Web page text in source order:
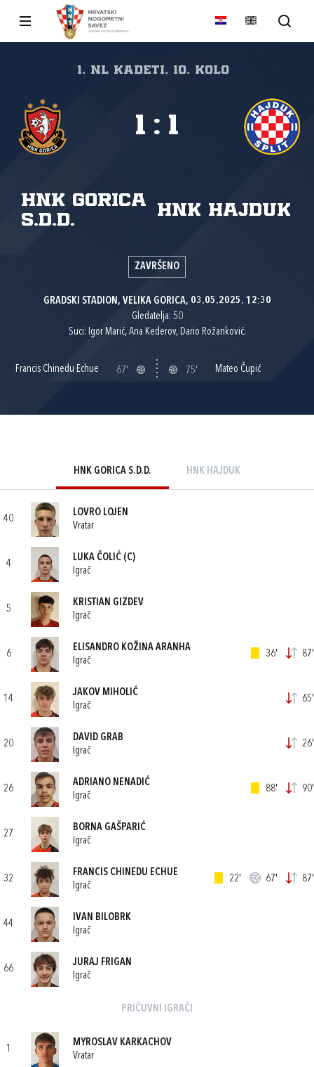
1. NL kadeti, 10. kolo
HNK Gorica
s.d.d.
HNK Hajduk
1 : 1
ZAVRŠENO
GRADSKI STADION, VELIKA GORICA, 03.05.2025. 12:30
Gledatelja: 50
Suci: Igor Marić, Ana Kederov, Dario Rožanković.
Francis Chinedu Echue 67' 75' Mateo Čupić
HNK GORICA S.D.D. HNK HAJDUK
40
LOVRO LOJEN
Vratar
4
LUKA ČOLIĆ (C)
Igrač
5
KRISTIAN GIZDEV
Igrač
6
ELISANDRO KOŽINA ARANHA
Igrač
36' 87'
14
JAKOV MIHOLIĆ
Igrač
65'
20
DAVID GRAB
Igrač
26'
26
ADRIANO NENADIĆ
Igrač
88' 90'
27
BORNA GAŠPARIĆ
Igrač
32
FRANCIS CHINEDU ECHUE
Igrač
22' 67' 87'
44
IVAN BILOBRK
Igrač
66
JURAJ FRIGAN
Igrač
PRIČUVNI IGRAČI
1
MYROSLAV KARKACHOV
Vratar